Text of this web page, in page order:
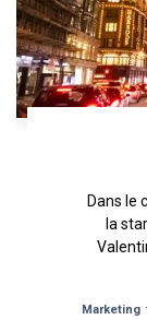
Dans le
la
Marketing